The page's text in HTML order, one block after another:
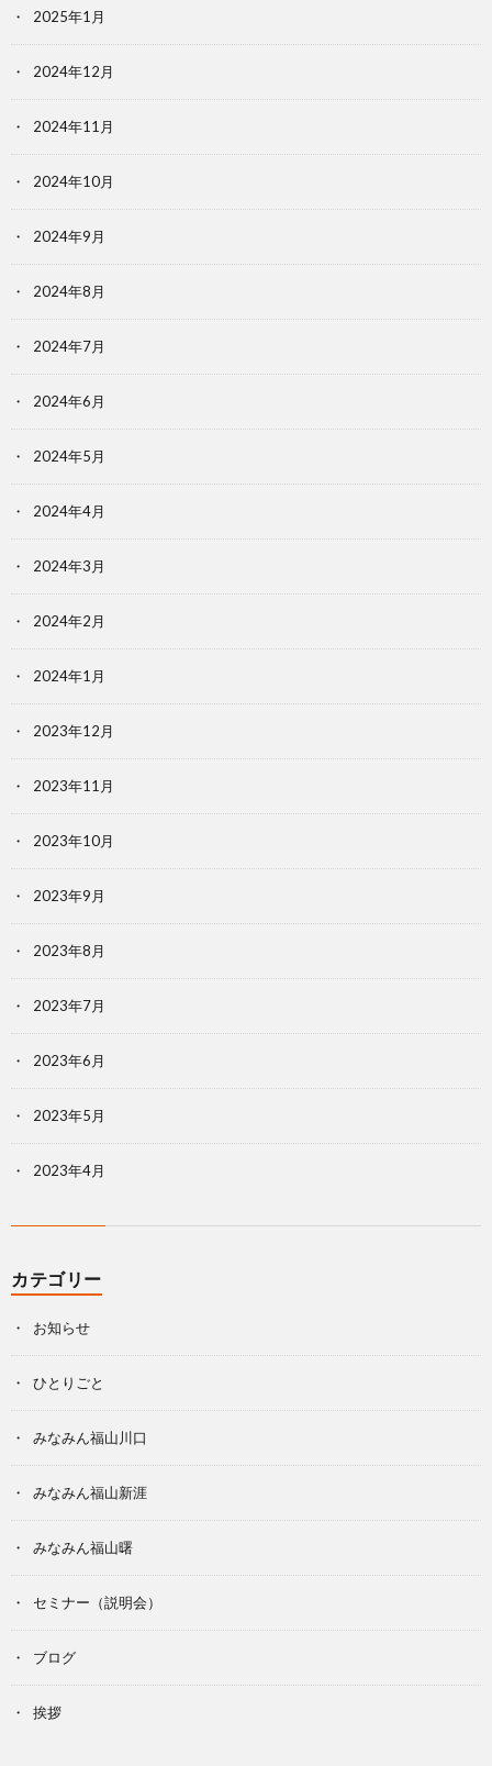
2025年1月
2024年12月
2024年11月
2024年10月
2024年9月
2024年8月
2024年7月
2024年6月
2024年5月
2024年4月
2024年3月
2024年2月
2024年1月
2023年12月
2023年11月
2023年10月
2023年9月
2023年8月
2023年7月
2023年6月
2023年5月
2023年4月
カテゴリー
お知らせ
ひとりごと
みなみん福山川口
みなみん福山新涯
みなみん福山曙
セミナー（説明会）
ブログ
挨拶